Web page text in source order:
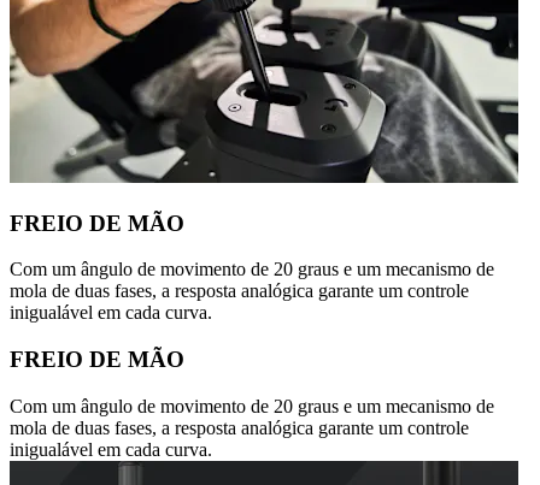
FREIO DE MÃO
Com um ângulo de movimento de 20 graus e um mecanismo de
mola de duas fases, a resposta analógica garante um controle
inigualável em cada curva.
FREIO DE MÃO
Com um ângulo de movimento de 20 graus e um mecanismo de
mola de duas fases, a resposta analógica garante um controle
inigualável em cada curva.